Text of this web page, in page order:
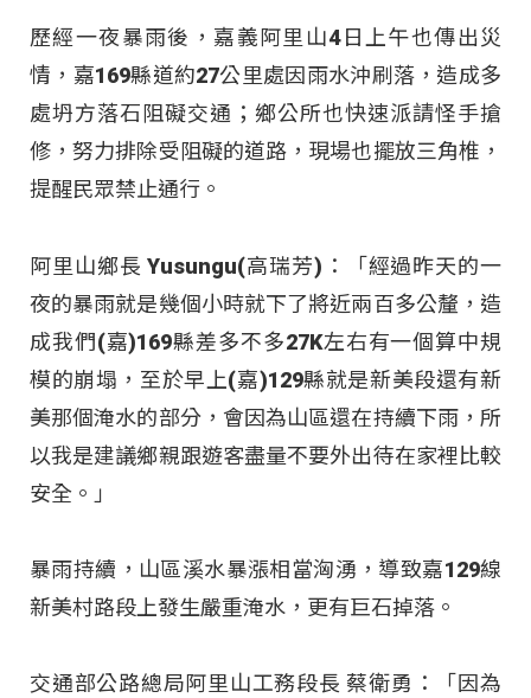
歷經一夜暴雨後，嘉義阿里山4日上午也傳出災
情，嘉169縣道約27公里處因雨水沖刷落，造成多
處坍方落石阻礙交通；鄉公所也快速派請怪手搶
修，努力排除受阻礙的道路，現場也擺放三角椎，
提醒民眾禁止通行。
阿里山鄉長 Yusungu(高瑞芳)：「經過昨天的一
夜的暴雨就是幾個小時就下了將近兩百多公釐，造
成我們(嘉)169縣差多不多27K左右有一個算中規
模的崩塌，至於早上(嘉)129縣就是新美段還有新
美那個淹水的部分，會因為山區還在持續下雨，所
以我是建議鄉親跟遊客盡量不要外出待在家裡比較
安全。」
暴雨持續，山區溪水暴漲相當洶湧，導致嘉129線
新美村路段上發生嚴重淹水，更有巨石掉落。
交通部公路總局阿里山工務段長 蔡衛勇：「因為